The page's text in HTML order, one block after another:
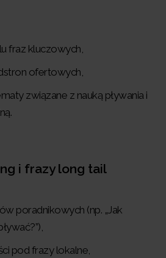
fraz kluczowych,
ofertowych,
związane z nauką pływania i
i frazy long tail
poradnikowych (np. „Jak
pod frazy lokalne,